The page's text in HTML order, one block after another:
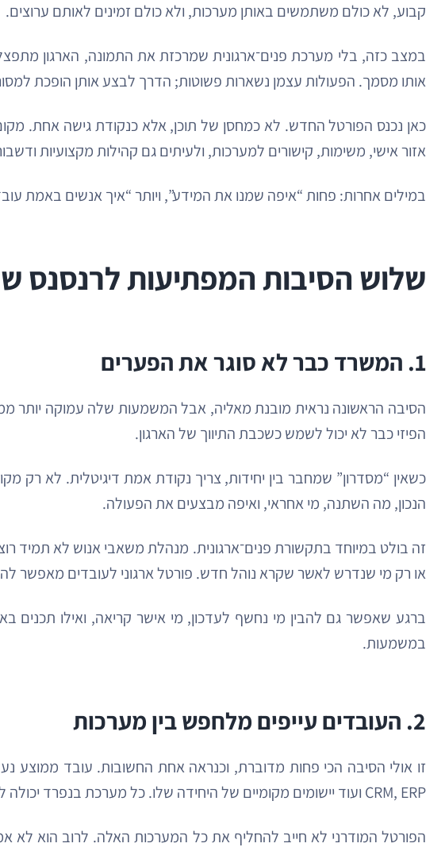
קבוע, לא כולם משתמשים באותן מערכות, ולא כולם זמינים לאותם ערוצים.
במצב כזה, בלי מערכת פנים־ארגונית שמרכזת את התמונה, הארגון
אותו מסמך. הפעולות עצמן נשארות פשוטות; הדרך לבצע אותן הופכת
כאן נכנס הפורטל החדש. לא כמחסן של תוכן, אלא כנקודת גישה אחת.
אזור אישי, משימות, קישורים למערכות, ולעיתים גם קהילות מקצועיות
במילים אחרות: פחות “איפה שמנו את המידע”, ויותר “איך אנשים באמת
שלוש הסיבות המפתיעות לרנסנס
1. המשרד כבר לא סוגר את הפערים
הסיבה הראשונה נראית מובנת מאליה, אבל המשמעות שלה עמוקה יותר
הפיזי כבר לא יכול לשמש כשכבת התיווך של הארגון.
כשאין “מסדרון” שמחבר בין יחידות, צריך נקודת אמת דיגיטלית. לא
הנכון, מה השתנה, מי אחראי, ואיפה מבצעים את הפעולה.
זה בולט במיוחד בתקשורת פנים־ארגונית. מנהלת משאבי אנוש לא תמיד
או רק מי שנדרש לאשר שקרא נוהל חדש. פורטל ארגוני לעובדים מאפשר
ברגע שאפשר גם להבין מי נחשף לעדכון, מי אישר קריאה, ואילו תכנים
במשמעות.
2. העובדים עייפים מלחפש בין מערכות
זו אולי הסיבה הכי פחות מדוברת, וכנראה אחת החשובות. עובד ממוצע
CRM, ERP ועוד יישומים מקומיים של היחידה שלו. כל מערכת בנפרד יכולה להיות טובה, אבל החוויה המצטברת לעובד היא לעיתים בליל של כניסות, סיסמאות, קישורים ותפריטים.
הפורטל המודרני לא חייב להחליף את כל המערכות האלה. לרוב הוא לא